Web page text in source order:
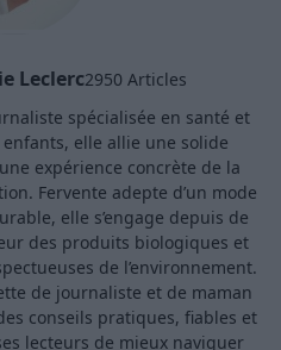
Leclerc2950 Articles
spécialisée en santé et
elle allie une solide
expérience concrète de la
Fervente adepte d’un mode
elle s’engage depuis de
des produits biologiques et
de l’environnement.
de journaliste et de maman
conseils pratiques, fiables et
lecteurs de mieux naviguer